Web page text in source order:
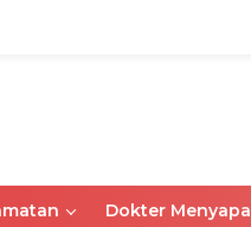
Dokter Menyapa